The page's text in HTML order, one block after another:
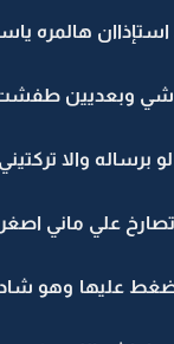
استإذاان هالمره
وبعديين طفشت
برساله والا
علي ماني اصغر
عليها وهو شاد